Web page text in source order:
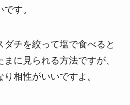
す。
ダチを絞って塩で食べると
に見られる方法ですが、
相性がいいですよ。